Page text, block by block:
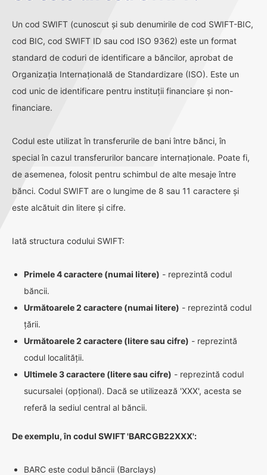
Un cod SWIFT (cunoscut și sub denumirile de cod SWIFT-BIC,
cod BIC, cod SWIFT ID sau cod ISO 9362) este un format
standard de coduri de identificare a băncilor, aprobat de
Organizația Internațională de Standardizare (ISO). Este un
cod unic de identificare pentru instituții financiare și non-
financiare.
Codul este utilizat în transferurile de bani între bănci, în
special în cazul transferurilor bancare internaționale. Poate fi,
de asemenea, folosit pentru schimbul de alte mesaje între
bănci. Codul SWIFT are o lungime de 8 sau 11 caractere și
este alcătuit din litere și cifre.
Iată structura codului SWIFT:
Primele 4 caractere (numai litere) - reprezintă codul
băncii.
Următoarele 2 caractere (numai litere) - reprezintă codul
țării.
Următoarele 2 caractere (litere sau cifre) - reprezintă
codul localității.
Ultimele 3 caractere (litere sau cifre) - reprezintă codul
sucursalei (opțional). Dacă se utilizează 'XXX', acesta se
referă la sediul central al băncii.
De exemplu, în codul SWIFT 'BARCGB22XXX':
BARC este codul băncii (Barclays)